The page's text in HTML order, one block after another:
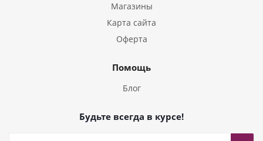
Магазины
Карта сайта
Оферта
Помощь
Блог
Будьте всегда в курсе!